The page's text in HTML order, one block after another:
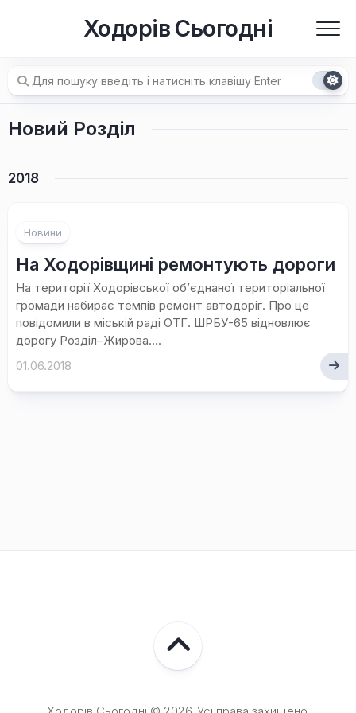
Ходорів Сьогодні
Новий Розділ
2018
Новини
На Ходорівщині ремонтують дороги
На території Ходорівської об’єднаної територіальної
громади набирає темпів ремонт автодоріг. Про це
повідомили в міській раді ОТГ. ШРБУ-65 відновлює
дорогу Розділ–Жирова....
01.06.2018